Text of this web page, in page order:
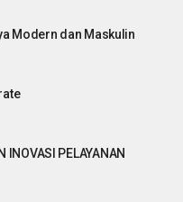
Modern dan Maskulin
INOVASI PELAYANAN